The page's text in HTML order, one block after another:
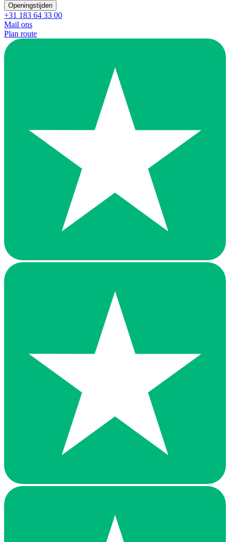
Openingstijden
+31 183 64 33 00
Mail ons
Plan route